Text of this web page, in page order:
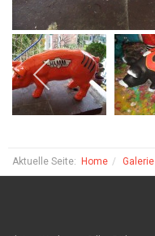
Aktuelle Seite: Home Galerie